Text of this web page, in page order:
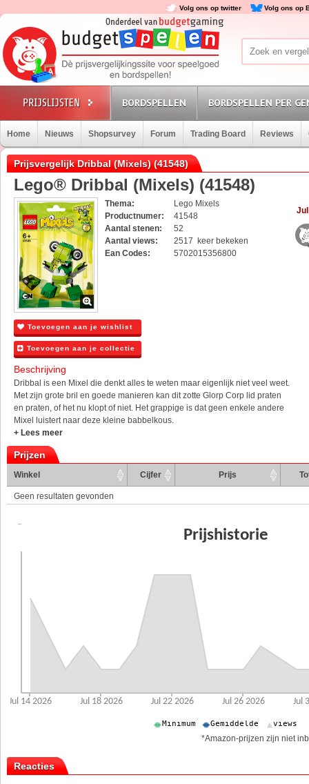
Volg ons op twitter Volg ons op
BORDSPELLEN BORDSPELLEN PER
Home Nieuws Shopsurvey Forum Trading Board Reviews
Prijsvergelijk Dribbal (Mixels) (41548)
Lego® Dribbal (Mixels) (41548)
Thema:
Lego Mixels
Productnumer:
41548
Aantal stenen:
52
Aantal views:
2517 keer bekeken
Ean Codes:
5702015356800
Toevoegen aan je wishlist
Toevoegen aan je collectie
Beschrijving
Dribbal is een Mixel die denkt alles te weten maar eigenlijk niet veel weet.
Met zijn grote bril en goede manieren kan dit zotte Glorp Corp lid praten
en praten, of het nu klopt of niet. Het grappige is dat geen enkele andere
Mixel luistert naar deze kleine babbelkous.
+ Lees meer
Prijzen
Winkel Cijfer Prijs
Geen resultaten gevonden
*Amazon-prijzen zijn niet
Reacties